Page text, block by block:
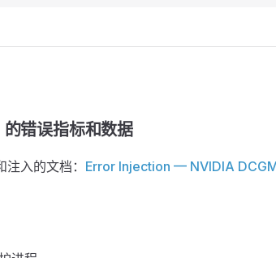
错误指标和数据
入的文档： Error Injection — NVIDIA